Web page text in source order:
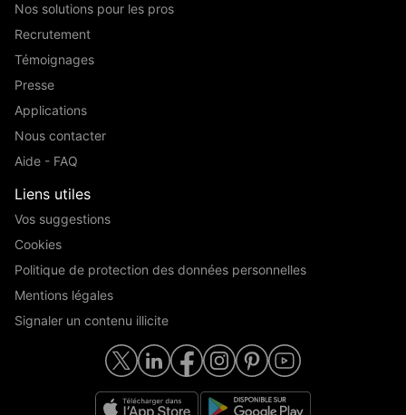
Nos solutions pour les pros
Recrutement
Témoignages
Presse
Applications
Nous contacter
Aide - FAQ
Liens utiles
Vos suggestions
Cookies
Politique de protection des données personnelles
Mentions légales
Signaler un contenu illicite